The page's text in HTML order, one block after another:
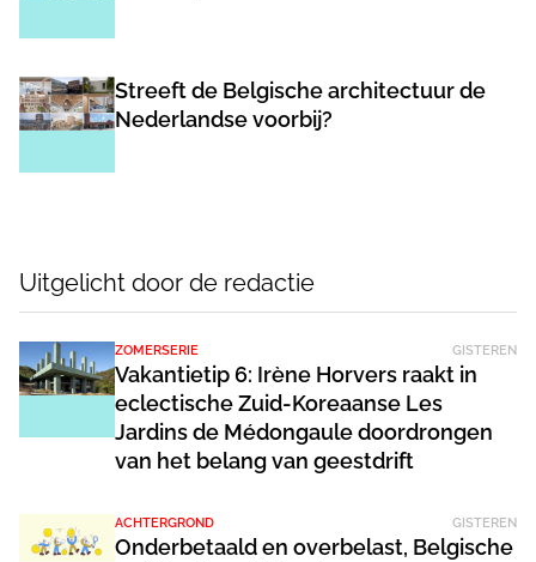
Streeft de Belgische architectuur de
Nederlandse voorbij?
Uitgelicht door de redactie
ZOMERSERIE GISTEREN
Vakantietip 6: Irène Horvers raakt in
eclectische Zuid-Koreaanse Les
Jardins de Médongaule doordrongen
van het belang van geestdrift
ACHTERGROND GISTEREN
Onderbetaald en overbelast, Belgische